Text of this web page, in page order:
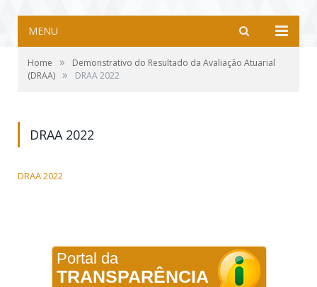
MENU
Home »
Demonstrativo do Resultado da Avaliação Atuarial
(DRAA) » DRAA 2022
DRAA 2022
DRAA 2022
Portal da
TRANSPARÊNCIA